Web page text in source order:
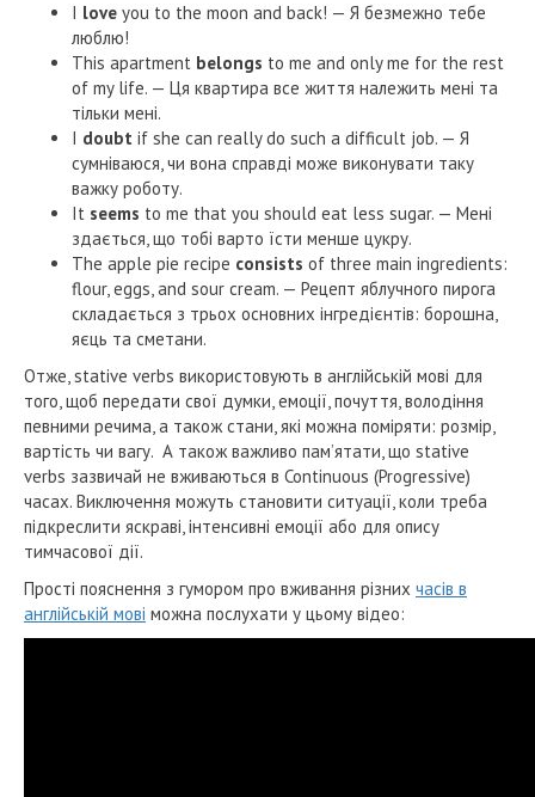
I love you to the moon and back! — Я безмежно тебе
люблю!
This apartment belongs to me and only me for the rest
of my life. — Ця квартира все життя належить мені та
тільки мені.
I doubt if she can really do such a difficult job. — Я
сумніваюся, чи вона справді може виконувати таку
важку роботу.
It seems to me that you should eat less sugar. — Мені
здається, що тобі варто їсти менше цукру.
The apple pie recipe consists of three main ingredients:
flour, eggs, and sour cream. — Рецепт яблучного пирога
складається з трьох основних інгредієнтів: борошна,
яєць та сметани.
Отже, stative verbs використовують в англійській мові для
того, щоб передати свої думки, емоції, почуття, володіння
певними речима, а також стани, які можна поміряти: розмір,
вартість чи вагу. А також важливо пам’ятати, що stative
verbs зазвичай не вживаються в Continuous (Progressive)
часах. Виключення можуть становити ситуації, коли треба
підкреслити яскраві, інтенсивні емоції або для опису
тимчасової дії.
Прості пояснення з гумором про вживання різних часів в
англійській мові можна послухати у цьому відео: